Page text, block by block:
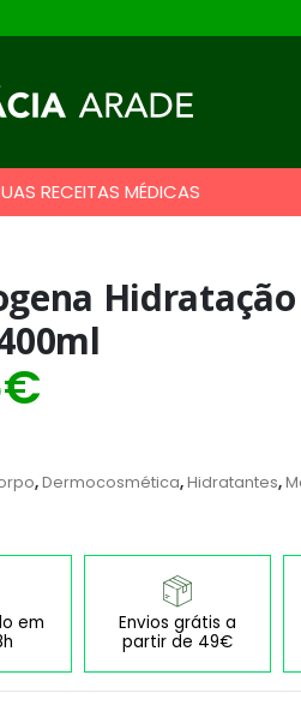
RECEITAS MÉDICAS
€
,Dermocosmética,Hidratantes,
em
Envios grátis a
partir de 49€